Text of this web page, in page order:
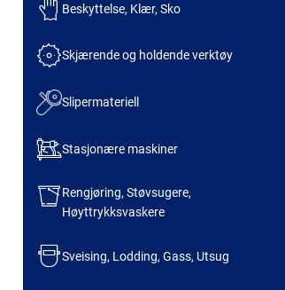
Beskyttelse, Klær, Sko
Skjærende og holdende verktøy
Slipermateriell
Stasjonære maskiner
Rengjøring, Støvsugere,
Høyttrykksvaskere
Sveising, Lodding, Gass, Utsug